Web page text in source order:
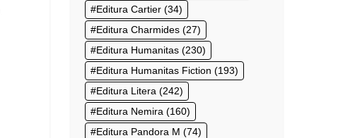
Editura Cartier (34)
Editura Charmides (27)
Editura Humanitas (230)
Editura Humanitas Fiction (193)
Editura Litera (242)
Editura Nemira (160)
Editura Pandora M (74)